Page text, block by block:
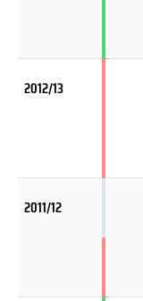
2012/13
2011/12